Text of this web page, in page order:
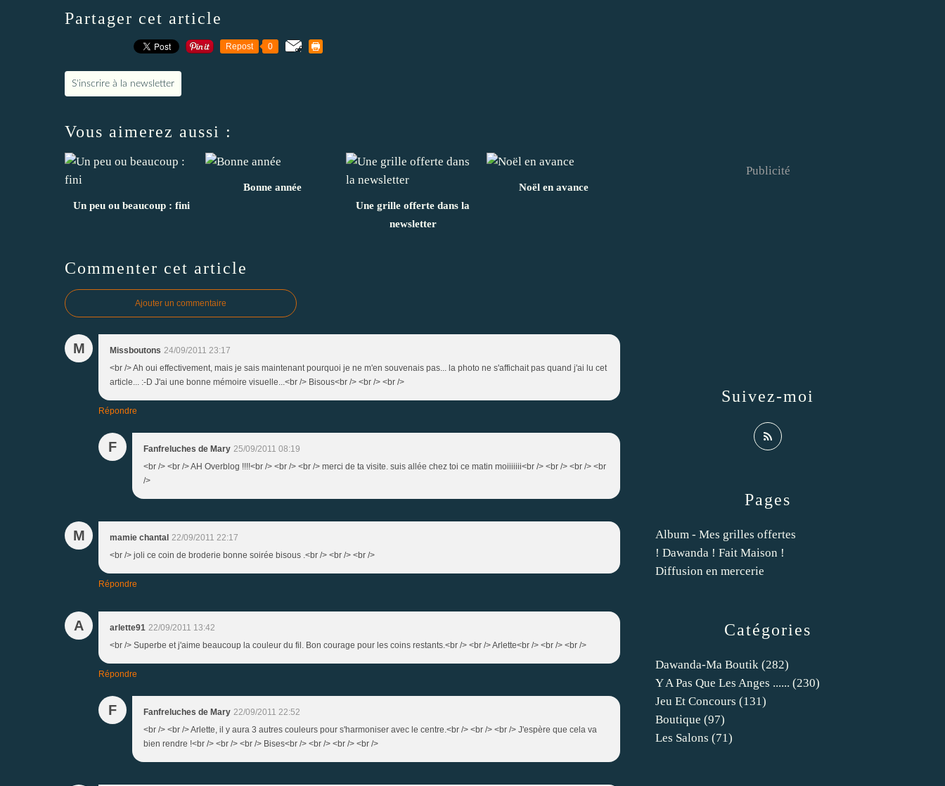
Partager cet article
Repost 0
S'inscrire à la newsletter
Vous aimerez aussi :
Un peu ou beaucoup : fini
Bonne année
Une grille offerte dans la
newsletter
Noël en avance
Commenter cet article
Ajouter un commentaire
M Missboutons 24/09/2011 23:17
<br /> Ah oui effectivement, mais je sais maintenant pourquoi je ne m'en souvenais pas... la photo ne s'affichait pas quand j'ai lu cet
article... :-D J'ai une bonne mémoire visuelle...<br /> Bisous<br /> <br /> <br />
Répondre
F Fanfreluches de Mary 25/09/2011 08:19
<br /> <br /> AH Overblog !!!!<br /> <br /> <br /> merci de ta visite. suis allée chez toi ce matin moiiiiiii<br /> <br /> <br /> <br
/>
M mamie chantal 22/09/2011 22:17
<br /> joli ce coin de broderie bonne soirée bisous .<br /> <br /> <br />
Répondre
A arlette91 22/09/2011 13:42
<br /> Superbe et j'aime beaucoup la couleur du fil. Bon courage pour les coins restants.<br /> <br /> Arlette<br /> <br /> <br />
Répondre
F Fanfreluches de Mary 22/09/2011 22:52
<br /> <br /> Arlette, il y aura 3 autres couleurs pour s'harmoniser avec le centre.<br /> <br /> <br /> J'espère que cela va
bien rendre !<br /> <br /> <br /> Bises<br /> <br /> <br /> <br />
Catégories
Dawanda-Ma Boutik (282)
Y A Pas Que Les Anges ...... (230)
Jeu Et Concours (131)
Boutique (97)
Les Salons (71)
Pages
Album - Mes grilles offertes
! Dawanda ! Fait Maison !
Diffusion en mercerie
Suivez-moi
Publicité